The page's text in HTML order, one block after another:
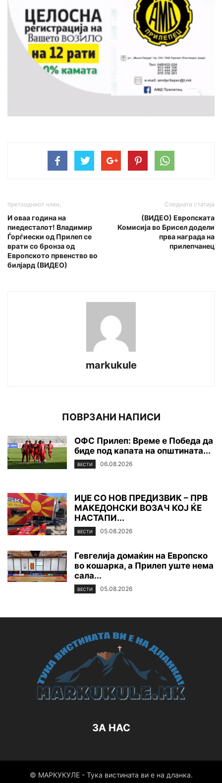
претходниот член,
И оваа година на
пиедесталот! Владимир
Ѓорѓиески од Прилеп се
врати со бронза од
Европското првенство во
билјард (ВИДЕО)
Следната статија
(ВИДЕО) Европската
Комисија во Брисел додели
прва награда на
прилепчанец
markukule
ПОВРЗАНИ НАПИСИ
ОФС Прилеп: Време е Победа да
биде под капата на општината...
ВЕСТИ 06.08.2026
ИЏЕ СО НОВ ПРЕДИЗВИК – ПРВ
МАКЕДОНСКИ ВОЗАЧ КОЈ ЌЕ
НАСТАПИ...
ВЕСТИ 05.08.2026
Гевгелија домаќин на Европско
во кошарка, а Прилеп уште нема
сала...
ВЕСТИ 05.08.2026
ЗА НАС
© МАРКУКУЛЕ - Тука вистината ви е на дланка.